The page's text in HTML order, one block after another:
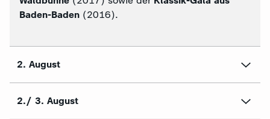
Baden-Baden (2016).
2. August
2./ 3. August